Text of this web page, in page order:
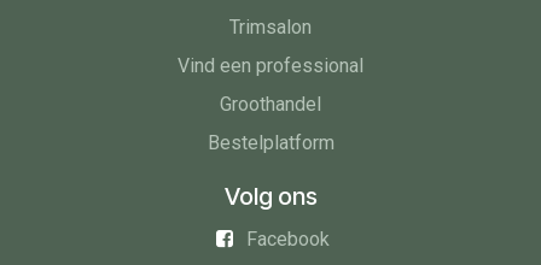
Trimsalon
Vind een professional
Groothandel
Bestelplatform
Volg ons
Facebook